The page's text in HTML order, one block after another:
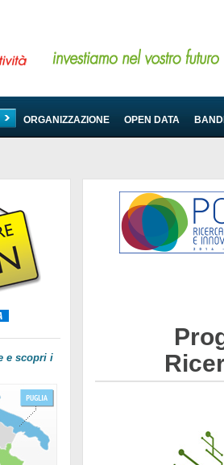
ORGANIZZAZIONE OPEN DATA
e scopri i